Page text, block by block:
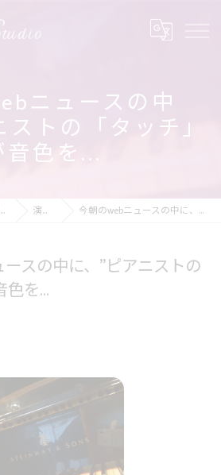
ニュースの中
トの「タッチ」
音色を...
福岡県福岡市南区のピアノ教室ならRose Piano Studio 演奏の動画 今朝のwebニュースの中に、”ピアニストの「タッチ」が音色を...
スの中に、”ピアニストの
色を...